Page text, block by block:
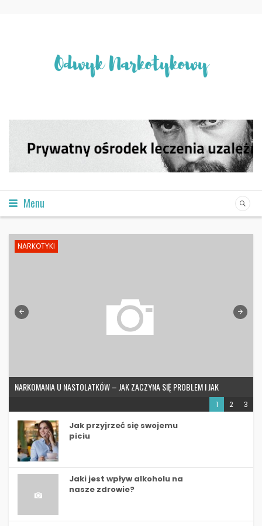
Menu
NARKOTYKI
NARKOMANIA U NASTOLATKÓW – JAK ZACZYNA SIĘ PROBLEM I JAK
1 2 3
Jak przyjrzeć się swojemu
piciu
Jaki jest wpływ alkoholu na
nasze zdrowie?